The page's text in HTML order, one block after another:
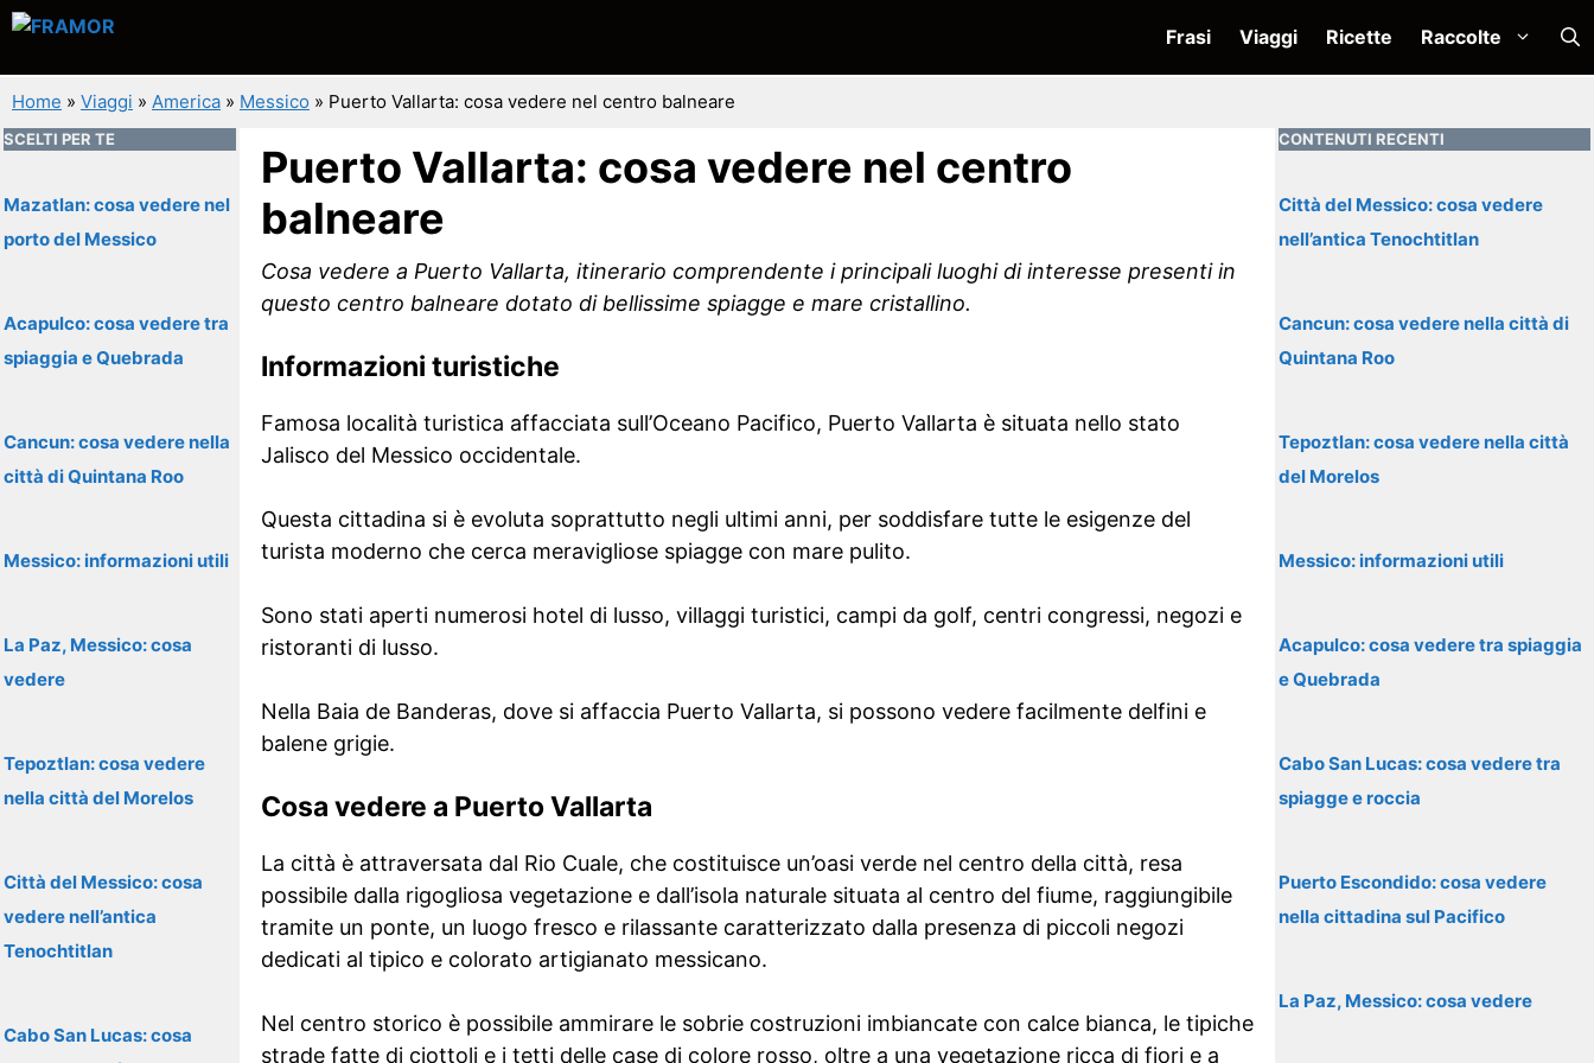
Vai
contenuto
Frasi Viaggi Ricette Raccolte
Home » Viaggi » America » Messico » Puerto Vallarta: cosa vedere nel centro balneare
Puerto Vallarta: cosa vedere nel centro
balneare
Cosa vedere a Puerto Vallarta, itinerario comprendente i principali luoghi di interesse presenti in
questo centro balneare dotato di bellissime spiagge e mare cristallino.
Informazioni turistiche
Famosa località turistica affacciata sull’Oceano Pacifico, Puerto Vallarta è situata nello stato
Jalisco del Messico occidentale.
Questa cittadina si è evoluta soprattutto negli ultimi anni, per soddisfare tutte le esigenze del
turista moderno che cerca meravigliose spiagge con mare pulito.
Sono stati aperti numerosi hotel di lusso, villaggi turistici, campi da golf, centri congressi, negozi e
ristoranti di lusso.
Nella Baia de Banderas, dove si affaccia Puerto Vallarta, si possono vedere facilmente delfini e
balene grigie.
Cosa vedere a Puerto Vallarta
La città è attraversata dal Rio Cuale, che costituisce un’oasi verde nel centro della città, resa
possibile dalla rigogliosa vegetazione e dall’isola naturale situata al centro del fiume, raggiungibile
tramite un ponte, un luogo fresco e rilassante caratterizzato dalla presenza di piccoli negozi
dedicati al tipico e colorato artigianato messicano.
Nel centro storico è possibile ammirare le sobrie costruzioni imbiancate con calce bianca, le tipiche
strade fatte di ciottoli e i tetti delle case di colore rosso, oltre a una vegetazione ricca di fiori e a
SCELTI PER TE
Mazatlan: cosa vedere nel
porto del Messico
Acapulco: cosa vedere tra
spiaggia e Quebrada
Cancun: cosa vedere nella
città di Quintana Roo
Messico: informazioni utili
La Paz, Messico: cosa
vedere
Tepoztlan: cosa vedere
nella città del Morelos
Città del Messico: cosa
vedere nell’antica
Tenochtitlan
Cabo San Lucas: cosa
CONTENUTI RECENTI
Città del Messico: cosa vedere
nell’antica Tenochtitlan
Cancun: cosa vedere nella città di
Quintana Roo
Tepoztlan: cosa vedere nella città
del Morelos
Messico: informazioni utili
Acapulco: cosa vedere tra spiaggia
e Quebrada
Cabo San Lucas: cosa vedere tra
spiagge e roccia
Puerto Escondido: cosa vedere
nella cittadina sul Pacifico
La Paz, Messico: cosa vedere